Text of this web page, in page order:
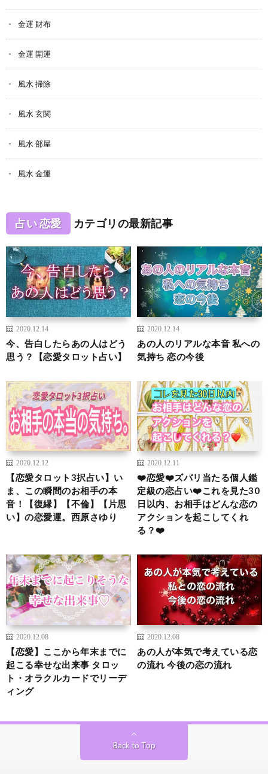
金運 財布
金運 開運
風水 掃除
風水 玄関
風水 部屋
風水 金運
占い 恋愛 カテゴリの最新記事
2020.12.14
今、告白したらあの人はどう
思う？【恋愛タロット占い】
2020.12.14
あの人のリアルな本音 私への
気持ち 恋の今後
2020.12.12
【恋愛タロット3択占い】い
ま、この瞬間のお相手の本
音！【復縁】【不倫】【片思
い】の恋愛運。西原さゆり
2020.12.11
❤️恋愛❤️ズバリ当たる個人鑑
定級の恋占い❤️これを見た30
日以内、お相手はどんな恋の
アクションを起こしてくれ
る？❤️
2020.12.08
【恋愛】ここから年末までに
起こる幸せな出来事 タロッ
ト・オラクルカードでリーデ
ィング
2020.12.08
あの人が本気で考えている恋
の流れ 今後の恋の流れ
Back to Top